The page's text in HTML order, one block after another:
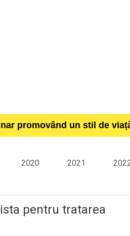
promovând un stil de
2020 2021
pentru tratarea